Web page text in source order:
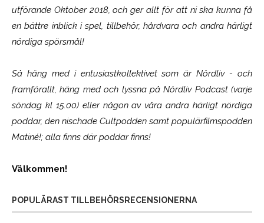
utförande Oktober 2018, och ger allt för att ni ska kunna få
en bättre inblick i spel, tillbehör, hårdvara och andra härligt
nördiga spörsmål!
Så häng med i entusiastkollektivet som ärNördliv- och
framförallt, häng med och lyssna på Nördliv Podcast (varje
söndag kl 15.00) eller någon av våra andra härligt nördiga
poddar, den nischade Cultpodden samt populärfilmspodden
Matiné!; alla finns där poddar finns!
Välkommen!
POPULÄRAST TILLBEHÖRSRECENSIONERNA